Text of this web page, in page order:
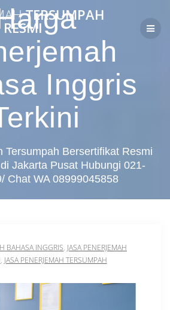
to
content
TERSUMPAH
RESMI
Inggris
Tersumpah Bersertifikat Resmi
Jakarta Pusat Hubungi 021-
Chat WA 08999045858
BAHASA INGGRIS, JASA PENERJEMAH
, JASA PENERJEMAH TERSUMPAH